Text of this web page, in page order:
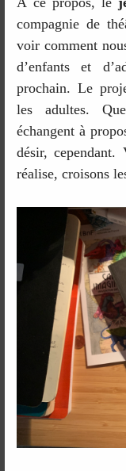
compagnie de
voir comment
d’enfants et
prochain. Le
les adultes.
échangent à
désir, cependant.
réalise, croisons